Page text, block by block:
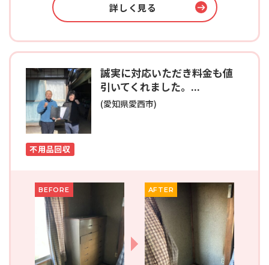
詳しく見る
誠実に対応いただき料金も値
引いてくれました。...
(愛知県愛西市)
不用品回収
BEFORE AFTER